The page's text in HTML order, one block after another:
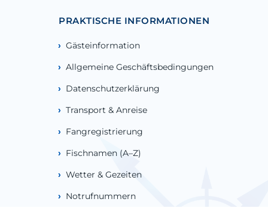
PRAKTISCHE INFORMATIONEN
Gästeinformation
Allgemeine Geschäftsbedingungen
Datenschutzerklärung
Transport & Anreise
Fangregistrierung
Fischnamen (A–Z)
Wetter & Gezeiten
Notrufnummern